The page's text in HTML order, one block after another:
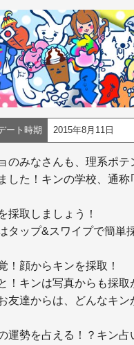
ート時期 2015年8月11日
のみなさんも、理系ポ
した！キンの学校、通称
採取しましょう！
タップ&スワイプで簡単
！顔からキンを採取！
！キンは写真からも採取
友達からは、どんなキン
運勢を占える！？キン